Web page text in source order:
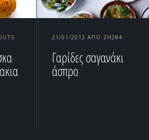
21/01/2012 ΑΠΌ ZH284
Γαρίδες σαγανάκι
άσπρο